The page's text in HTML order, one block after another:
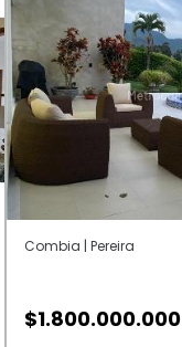
Combia | Pereira
$1.800.000.000